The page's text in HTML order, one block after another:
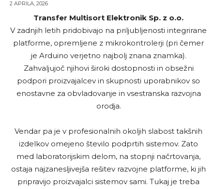
2 APRILA, 2026
Transfer Multisort Elektronik Sp. z o.o.
V zadnjih letih pridobivajo na priljubljenosti integrirane
platforme, opremljene z mikrokontrolerji (pri čemer
je Arduino verjetno najbolj znana znamka).
Zahvaljujoč njihovi široki dostopnosti in obsežni
podpori proizvajalcev in skupnosti uporabnikov so
enostavne za obvladovanje in vsestranska razvojna
orodja.
Vendar pa je v profesionalnih okoljih slabost takšnih
izdelkov omejeno število podprtih sistemov. Zato
med laboratorijskim delom, na stopnji načrtovanja,
ostaja najzanesljivejša rešitev razvojne platforme, ki jih
pripravijo proizvajalci sistemov sami. Tukaj je treba